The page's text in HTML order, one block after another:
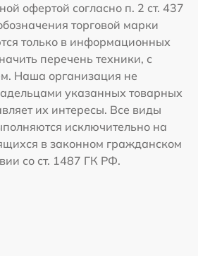
офертой согласно п. 2 ст. 437
торговой марки
только в информационных
перечень техники, с
Наша организация не
указанных товарных
их интересы. Все виды
исключительно на
в законном гражданском
со ст. 1487 ГК РФ.